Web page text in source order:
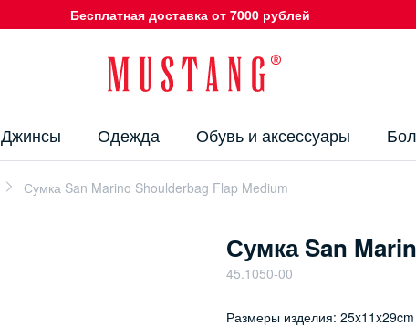
Бесплатная доставка от 7000 рублей
Джинсы Одежда Обувь и аксессуары
Сумка San Marino Shoulderbag Flap Medium
Сумка San
45.1050-00
Размеры изделия: